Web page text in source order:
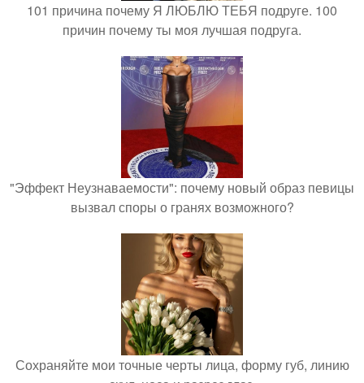
101 причина почему Я ЛЮБЛЮ ТЕБЯ подруге. 100
причин почему ты моя лучшая подруга.
"Эффект Неузнаваемости": почему новый образ певицы
вызвал споры о гранях возможного?
Сохраняйте мои точные черты лица, форму губ, линию